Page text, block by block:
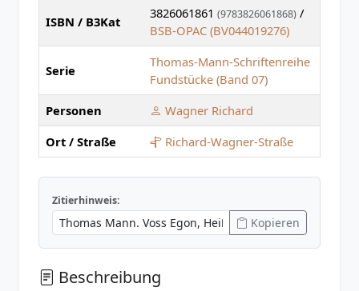
ISBN / B3Kat
3826061861 (9783826061868) /
BSB-OPAC (BV044019276)
Serie
Thomas-Mann-Schriftenreihe
Fundstücke (Band 07)
Personen
Wagner Richard
Ort / Straße
Richard-Wagner-Straße
Zitierhinweis:
Kopieren
Beschreibung